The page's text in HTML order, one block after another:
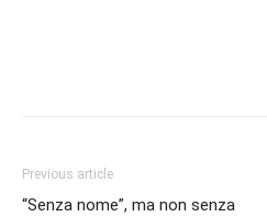
Previous article
“Senza nome”, ma non senza